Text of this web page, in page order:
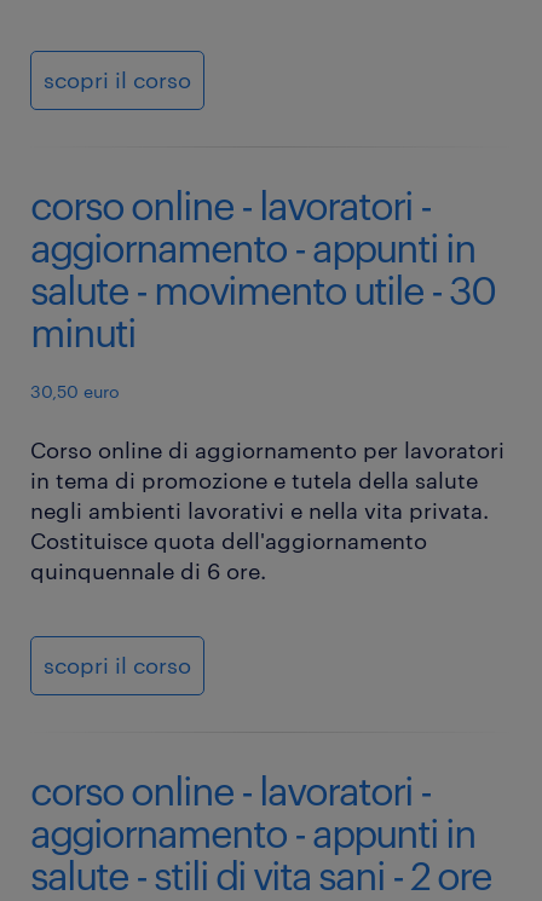
scopri il corso
corso online - lavoratori -
aggiornamento - appunti in
salute - movimento utile - 30
minuti
30,50 euro
Corso online di aggiornamento per lavoratori
in tema di promozione e tutela della salute
negli ambienti lavorativi e nella vita privata.
Costituisce quota dell'aggiornamento
quinquennale di 6 ore.
scopri il corso
corso online - lavoratori -
aggiornamento - appunti in
salute - stili di vita sani - 2 ore